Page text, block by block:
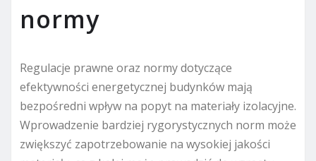
normy
Regulacje prawne oraz normy dotyczące
efektywności energetycznej budynków mają
bezpośredni wpływ na popyt na materiały izolacyjne.
Wprowadzenie bardziej rygorystycznych norm może
zwiększyć zapotrzebowanie na wysokiej jakości